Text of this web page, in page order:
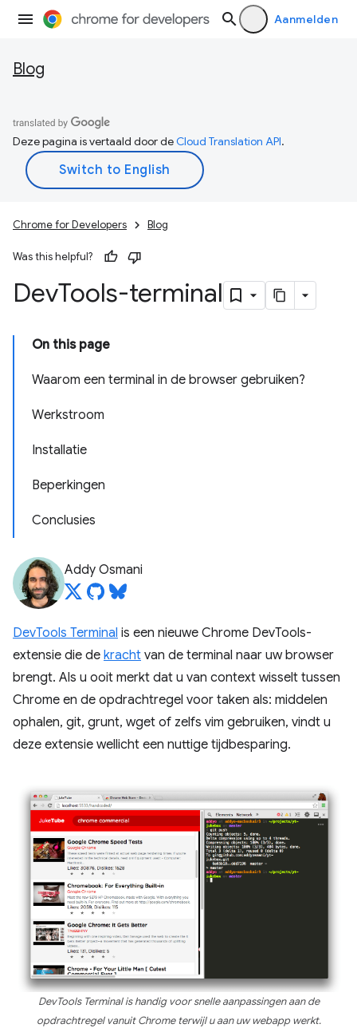
Aanmelden
Blog
Deze pagina is vertaald door deCloud Translation API.
Chrome for Developers Blog
Was this helpful?
DevTools-terminal
On this page
Waarom een ​​terminal in de browser gebruiken?
Werkstroom
Installatie
Beperkingen
Conclusies
Addy Osmani
DevTools Terminal is een nieuwe Chrome DevTools-
extensie die de kracht van de terminal naar uw browser
brengt. Als u ooit merkt dat u van context wisselt tussen
Chrome en de opdrachtregel voor taken als: middelen
ophalen, git, grunt, wget of zelfs vim gebruiken, vindt u
deze extensie wellicht een nuttige tijdbesparing.
DevTools Terminal is handig voor snelle aanpassingen aan de
opdrachtregel vanuit Chrome terwijl u aan uw webapp werkt.